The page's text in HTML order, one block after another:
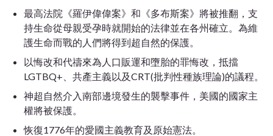
最高法院 《羅伊偉偉案》 和 《多布斯案》 將被推翻，支
持生命從母親受孕時就開始的法律並在各州確立。為維
護生命而戰的人們將得到超自然的保護。
以悔改和代禱來為人口販運和墮胎的罪悔改，抵擋
LGTBQ+、共產主義以及CRT(批判性種族理論)的議程。
神超自然介入南部邊境發生的襲擊事件，美國的國家主
權將被保護。
恢復1776年的愛國主義教育及原始憲法。